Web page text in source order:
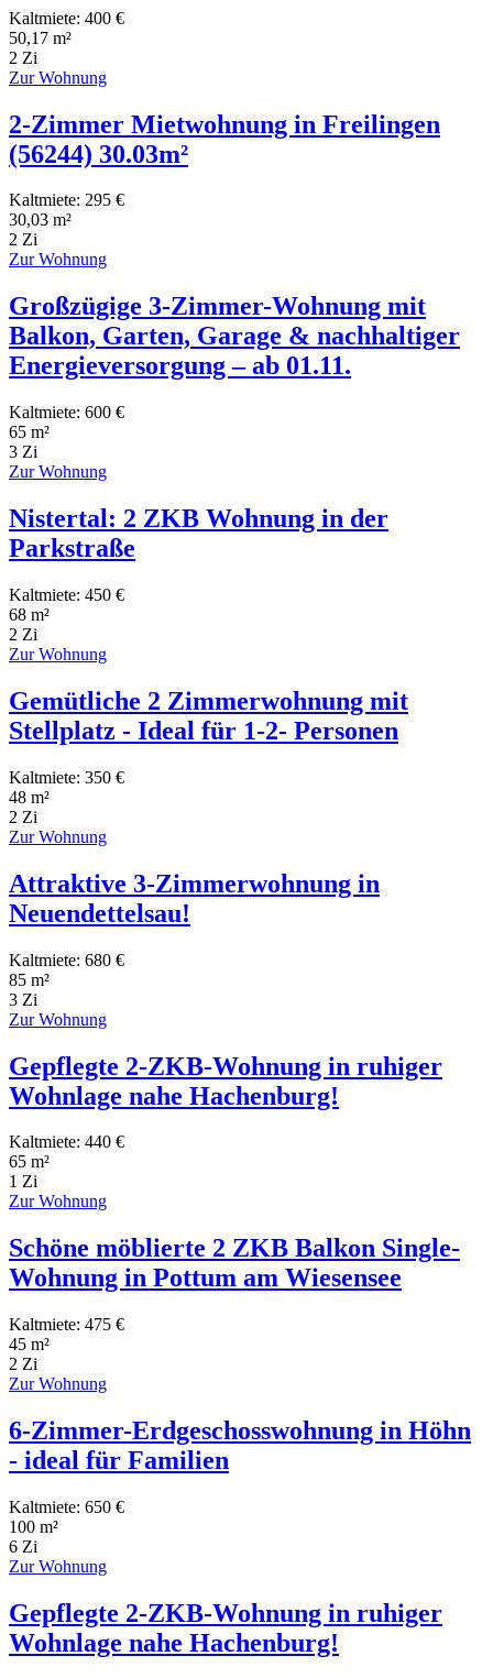
Kaltmiete: 400 €
50,17 m²
2 Zi
Zur Wohnung
2-Zimmer Mietwohnung in Freilingen
(56244) 30.03m²
Kaltmiete: 295 €
30,03 m²
2 Zi
Zur Wohnung
Großzügige 3-Zimmer-Wohnung mit
Balkon, Garten, Garage & nachhaltiger
Energieversorgung – ab 01.11.
Kaltmiete: 600 €
65 m²
3 Zi
Zur Wohnung
Nistertal: 2 ZKB Wohnung in der
Parkstraße
Kaltmiete: 450 €
68 m²
2 Zi
Zur Wohnung
Gemütliche 2 Zimmerwohnung mit
Stellplatz - Ideal für 1-2- Personen
Kaltmiete: 350 €
48 m²
2 Zi
Zur Wohnung
Attraktive 3-Zimmerwohnung in
Neuendettelsau!
Kaltmiete: 680 €
85 m²
3 Zi
Zur Wohnung
Gepflegte 2-ZKB-Wohnung in ruhiger
Wohnlage nahe Hachenburg!
Kaltmiete: 440 €
65 m²
1 Zi
Zur Wohnung
Schöne möblierte 2 ZKB Balkon Single-
Wohnung in Pottum am Wiesensee
Kaltmiete: 475 €
45 m²
2 Zi
Zur Wohnung
6-Zimmer-Erdgeschosswohnung in Höhn
- ideal für Familien
Kaltmiete: 650 €
100 m²
6 Zi
Zur Wohnung
Gepflegte 2-ZKB-Wohnung in ruhiger
Wohnlage nahe Hachenburg!